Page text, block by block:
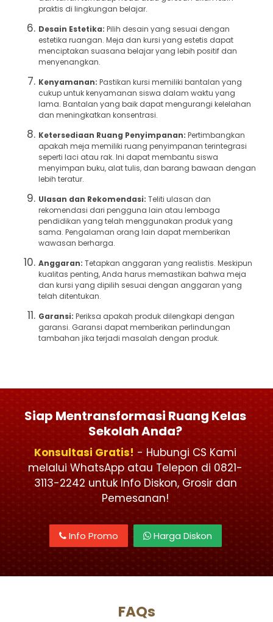
praktis di lingkungan belajar.
Desain Estetika: Pilih desain yang sesuai dengan
estetika ruangan. Meja dan kursi yang estetis dapat
menciptakan suasana belajar yang lebih positif dan
menyenangkan.
Kenyamanan: Pastikan kursi memiliki bantalan yang
cukup untuk kenyamanan siswa dalam waktu yang
lama. Bantalan yang baik dapat mengurangi kelelahan
dan meningkatkan konsentrasi.
Ketersediaan Ruang Penyimpanan: Pertimbangkan
apakah meja memiliki ruang penyimpanan terintegrasi
seperti laci atau rak. Ini dapat membantu siswa
menyimpan buku, alat tulis, dan barang bawaan dengan
lebih teratur.
Ulasan dan Rekomendasi: Teliti ulasan dan
rekomendasi dari pengguna lain atau lembaga
pendidikan yang telah menggunakan produk yang
sama. Pengalaman orang lain dapat memberikan
wawasan berharga.
Anggaran: Tetapkan anggaran yang realistis. Meskipun
kualitas penting, Anda harus memastikan bahwa meja
dan kursi yang dipilih sesuai dengan anggaran yang
telah ditentukan.
Garansi: Periksa apakah produk dilengkapi dengan
garansi. Garansi dapat memberikan perlindungan
tambahan jika terjadi masalah dengan produk.
Siap Mentransformasi Ruang Kelas
Sekolah Anda?
Konsultasi Gratis! - Hubungi CS Kami
melalui WhatsApp atau Telepon di 0821-
3113-2242 untuk Info Diskon, Grosir dan
Pemesanan!
Info Promo Harga Diskon
FAQs